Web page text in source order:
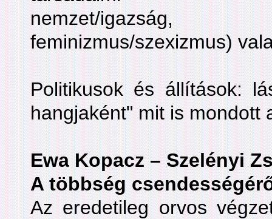
nemzet/igazság,
feminizmus/szexizmus)
Politikusok és állítások:
hangjaként" mit is mondott
Ewa Kopacz – Szelényi
A többség
Az eredetileg orvos